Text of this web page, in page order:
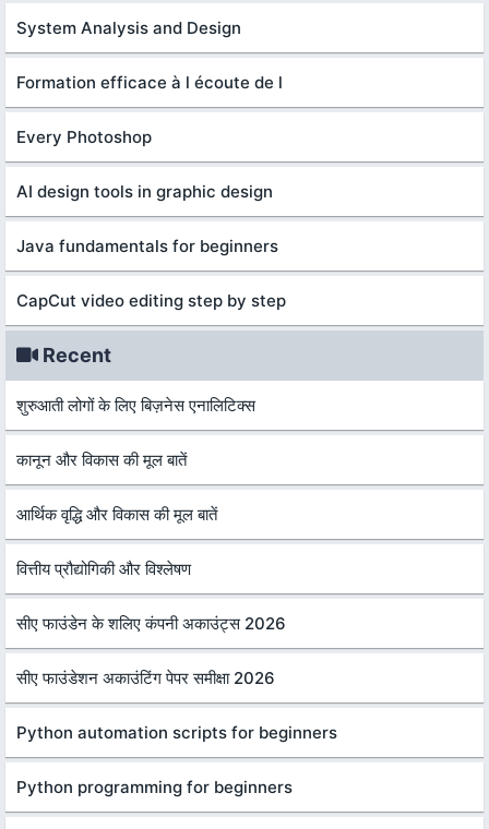
System Analysis and Design
Formation efficace à l écoute de l
Every Photoshop
AI design tools in graphic design
Java fundamentals for beginners
CapCut video editing step by step
Recent
शुरुआती लोगों के लिए बिज़नेस एनालिटिक्स
कानून और विकास की मूल बातें
आर्थिक वृद्धि और विकास की मूल बातें
वित्तीय प्रौद्योगिकी और विश्लेषण
सीए फाउंडेन के शलिए कंपनी अकाउंट्स 2026
सीए फाउंडेशन अकाउंटिंग पेपर समीक्षा 2026
Python automation scripts for beginners
Python programming for beginners